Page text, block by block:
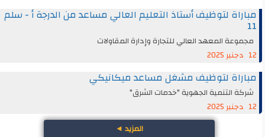
مباراة لتوظيف أستاذ التعليم العالي مساعد من الدرجة أ - سلم
11
مجموعة المعهد العالي للتجارة وإدارة المقاولات
12 دجنبر 2025
مباراة لتوظيف مشغل مساعد ميكانيكي
شركة التنمية الجهوية "خدمات الشرق"
12 دجنبر 2025
المزيد◄